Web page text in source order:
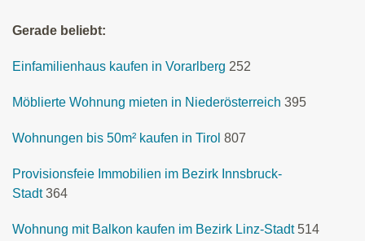
Gerade beliebt:
Einfamilienhaus kaufen in Vorarlberg 252
Möblierte Wohnung mieten in Niederösterreich 395
Wohnungen bis 50m² kaufen in Tirol 807
Provisionsfeie Immobilien im Bezirk Innsbruck-
Stadt 364
Wohnung mit Balkon kaufen im Bezirk Linz-Stadt 514